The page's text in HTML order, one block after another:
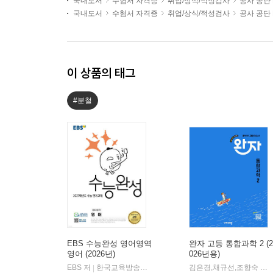
국내도서
수험서 자격증 취업/상식/적성검사 공사 공단
이 상품의 태그
#분철
EBS 수능완성 영어영역
영어 (2026년)
EBS 저 한국교육방송공사
완자 고등 통합과학 2 (2
026년용)
김은경,채규선,조향숙 등저